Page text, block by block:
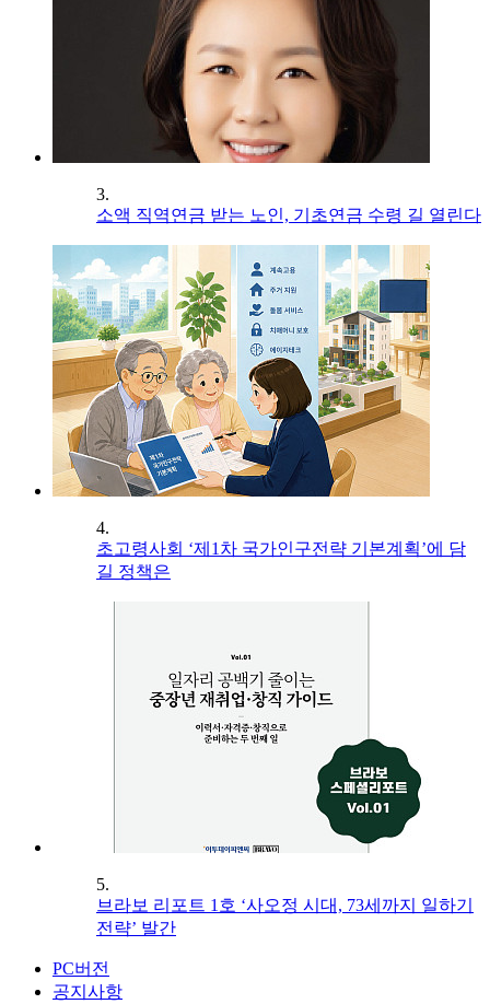
3.
소액 직역연금 받는 노인, 기초연금 수령 길 열린다
4.
초고령사회 ‘제1차 국가인구전략 기본계획’에 담
길 정책은
5.
브라보 리포트 1호 ‘사오정 시대, 73세까지 일하기
전략’ 발간
PC버전
공지사항